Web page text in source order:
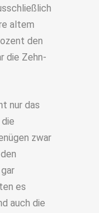
altem
den
die Zehn-
nur das
zwar
es
auch die